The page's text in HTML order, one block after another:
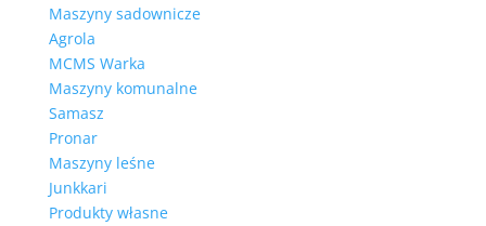
Maszyny sadownicze
Agrola
MCMS Warka
Maszyny komunalne
Samasz
Pronar
Maszyny leśne
Junkkari
Produkty własne